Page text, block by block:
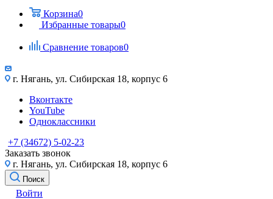
Корзина0
Избранные товары0
Сравнение товаров0
г. Нягань, ул. Сибирская 18, корпус 6
Вконтакте
YouTube
Одноклассники
+7 (34672) 5-02-23
Заказать звонок
г. Нягань, ул. Сибирская 18, корпус 6
Поиск
Войти